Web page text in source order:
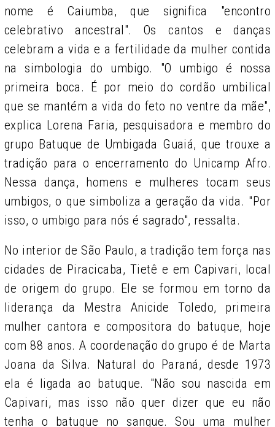
nome é Caiumba, que significa "encontro
celebrativo ancestral". Os cantos e danças
celebram a vida e a fertilidade da mulher contida
na simbologia do umbigo. "O umbigo é nossa
primeira boca. É por meio do cordão umbilical
que se mantém a vida do feto no ventre da mãe",
explica Lorena Faria, pesquisadora e membro do
grupo Batuque de Umbigada Guaiá, que trouxe a
tradição para o encerramento do Unicamp Afro.
Nessa dança, homens e mulheres tocam seus
umbigos, o que simboliza a geração da vida. "Por
isso, o umbigo para nós é sagrado", ressalta.
No interior de São Paulo, a tradição tem força nas
cidades de Piracicaba, Tietê e em Capivari, local
de origem do grupo. Ele se formou em torno da
liderança da Mestra Anicide Toledo, primeira
mulher cantora e compositora do batuque, hoje
com 88 anos. A coordenação do grupo é de Marta
Joana da Silva. Natural do Paraná, desde 1973
ela é ligada ao batuque. "Não sou nascida em
Capivari, mas isso não quer dizer que eu não
tenha o batuque no sangue. Sou uma mulher